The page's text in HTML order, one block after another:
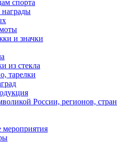
спорта
и значки
из стекла
тарелки
России, регионов, стран